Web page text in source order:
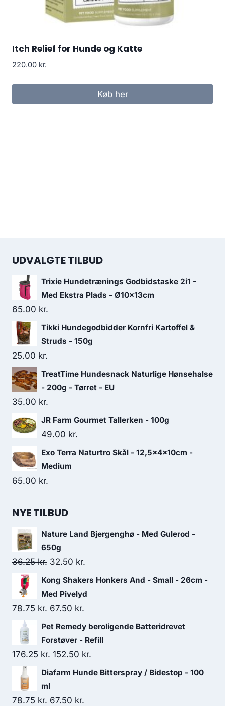
Itch Relief for Hunde og Katte
220.00 kr.
Køb her
UDVALGTE TILBUD
Trixie Hundetrænings Godbidstaske 2i1 -
Med Ekstra Plads - Ø10x13cm
65.00 kr.
Tikki Hundegodbidder Kornfri Kartoffel &
Struds - 150g
25.00 kr.
TreatTime Hundesnack Naturlige Hønsehalse
- 200g - Tørret - EU
35.00 kr.
JR Farm Gourmet Tallerken - 100g
49.00 kr.
Exo Terra Naturtro Skål - 12,5x4x10cm -
Medium
65.00 kr.
NYE TILBUD
Nature Land Bjergenghø - Med Gulerod -
650g
36.25kr. Den
oprindelige
pris
var:
36.25 kr..
32.50 kr.
aktuelle
pris
32.50 kr..
Kong Shakers Honkers And - Small - 26cm -
Med Pivelyd
78.75kr. Den
oprindelige
pris
var:
78.75 kr..
67.50 kr.
aktuelle
pris
er:
67.50 kr..
Pet Remedy beroligende Batteridrevet
Forstøver - Refill
176.25kr. Den
oprindelige
var:
152.50 kr.
aktuelle
Diafarm Hunde Bitterspray / Bidestop - 100
ml
78.75kr. Den
67.50 kr.